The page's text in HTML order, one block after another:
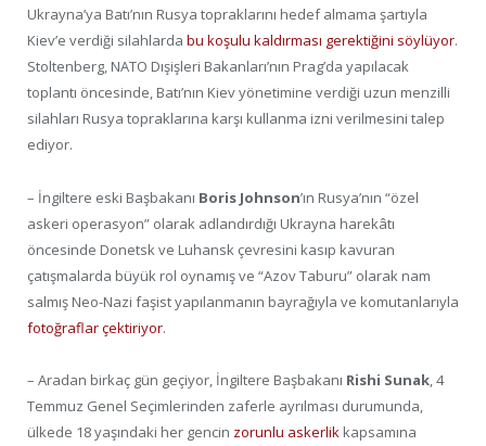
Ukrayna’ya Batı’nın Rusya topraklarını hedef almama şartıyla
Kiev’e verdiği silahlarda bu koşulu kaldırması gerektiğini söylüyor.
Stoltenberg, NATO Dışişleri Bakanları’nın Prag’da yapılacak
toplantı öncesinde, Batı’nın Kiev yönetimine verdiği uzun menzilli
silahları Rusya topraklarına karşı kullanma izni verilmesini talep
ediyor.
– İngiltere eski Başbakanı Boris Johnson’ın Rusya’nın “özel
askeri operasyon” olarak adlandırdığı Ukrayna harekâtı
öncesinde Donetsk ve Luhansk çevresini kasıp kavuran
çatışmalarda büyük rol oynamış ve “Azov Taburu” olarak nam
salmış Neo-Nazi faşist yapılanmanın bayrağıyla ve komutanlarıyla
fotoğraflar çektiriyor.
– Aradan birkaç gün geçiyor, İngiltere Başbakanı Rishi Sunak, 4
Temmuz Genel Seçimlerinden zaferle ayrılması durumunda,
ülkede 18 yaşındaki her gencin zorunlu askerlik kapsamına